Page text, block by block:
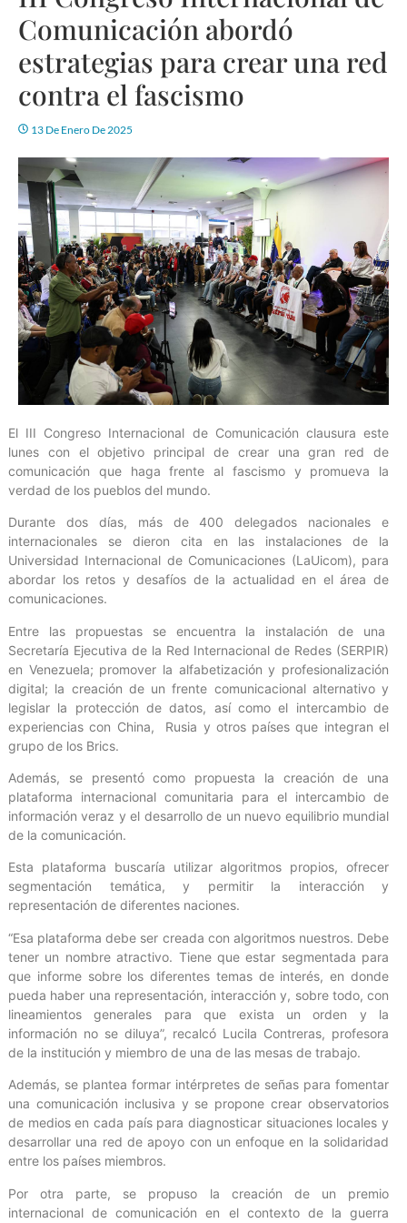
Comunicación abordó
estrategias para crear una red
contra el fascismo
13 De Enero De 2025
El III Congreso Internacional de Comunicación clausura este
lunes con el objetivo principal de crear una gran red de
comunicación que haga frente al fascismo y promueva la
verdad de los pueblos del mundo.
Durante dos días, más de 400 delegados nacionales e
internacionales se dieron cita en las instalaciones de la
Universidad Internacional de Comunicaciones (LaUicom), para
abordar los retos y desafíos de la actualidad en el área de
comunicaciones.
Entre las propuestas se encuentra la instalación de una
Secretaría Ejecutiva de la Red Internacional de Redes (SERPIR)
en Venezuela; promover la alfabetización y profesionalización
digital; la creación de un frente comunicacional alternativo y
legislar la protección de datos, así como el intercambio de
experiencias con China, Rusia y otros países que integran el
grupo de los Brics.
Además, se presentó como propuesta la creación de una
plataforma internacional comunitaria para el intercambio de
información veraz y el desarrollo de un nuevo equilibrio mundial
de la comunicación.
Esta plataforma buscaría utilizar algoritmos propios, ofrecer
segmentación temática, y permitir la interacción y
representación de diferentes naciones.
“Esa plataforma debe ser creada con algoritmos nuestros. Debe
tener un nombre atractivo. Tiene que estar segmentada para
que informe sobre los diferentes temas de interés, en donde
pueda haber una representación, interacción y, sobre todo, con
lineamientos generales para que exista un orden y la
información no se diluya”, recalcó Lucila Contreras, profesora
de la institución y miembro de una de las mesas de trabajo.
Además, se plantea formar intérpretes de señas para fomentar
una comunicación inclusiva y se propone crear observatorios
de medios en cada país para diagnosticar situaciones locales y
desarrollar una red de apoyo con un enfoque en la solidaridad
entre los países miembros.
Por otra parte, se propuso la creación de un premio
internacional de comunicación en el contexto de la guerra